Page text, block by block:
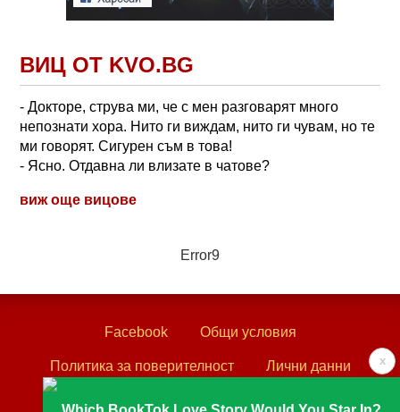
ВИЦ ОТ KVO.BG
- Докторе, струва ми, че с мен разговарят много
непознати хора. Нито ги виждам, нито ги чувам, но те
ми говорят. Сигурен съм в това!
- Ясно. Отдавна ли влизате в чатове?
виж още вицове
Error9
x
Facebook Общи условия
Политика за поверителност Лични данни